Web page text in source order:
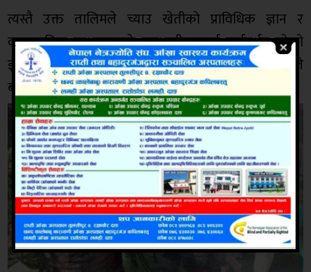
त्यस्तै उक्त तालिमले च्याउ खेतीकाे प्राविधिक ज्ञान र
व्यावसायिक सम्भावनाबारे सहभागीहरुलाई मार्गदर्शन गरेको
ज्ञान केन्द्रका वरिष्ठ बाली संरक्षण अधिकृत पिताम्बर बस्नेतले
बताए ।